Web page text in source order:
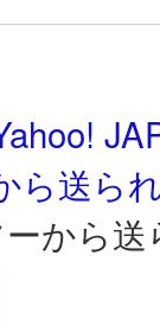
ら送ら
から